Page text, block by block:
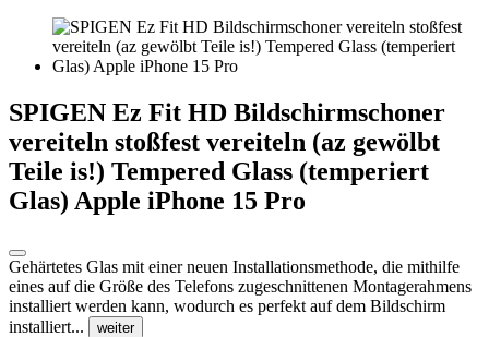
SPIGEN Ez Fit HD Bildschirmschoner
vereiteln stoßfest vereiteln (az gewölbt
Teile is!) Tempered Glass (temperiert
Glas) Apple iPhone 15 Pro
Gehärtetes Glas mit einer neuen Installationsmethode, die mithilfe
eines auf die Größe des Telefons zugeschnittenen Montagerahmens
installiert werden kann, wodurch es perfekt auf dem Bildschirm
installiert...
weiter